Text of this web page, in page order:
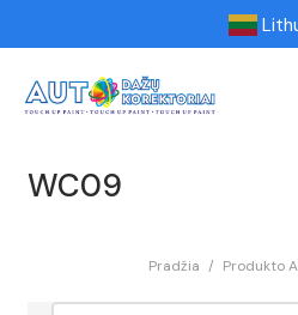
WC09
Pradžia / Produkto